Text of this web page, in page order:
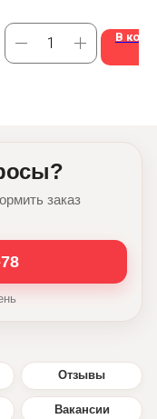
В
заказ
Отзывы
Вакансии